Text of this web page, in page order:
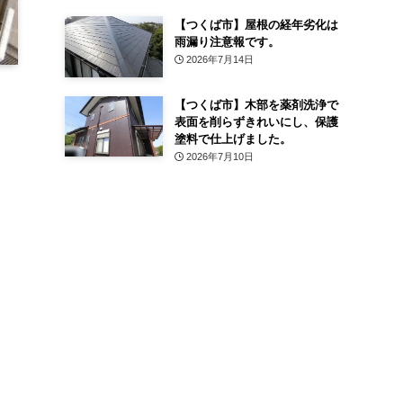
【つくば市】屋根の経年劣化は
雨漏り注意報です。
2026年7月14日
【つくば市】木部を薬剤洗浄で
表面を削らずきれいにし、保護
塗料で仕上げました。
2026年7月10日